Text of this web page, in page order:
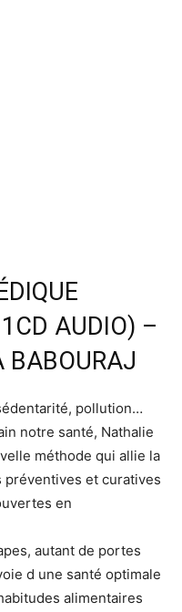
AUDIO) –
BABOURAJ
pollution…
notre santé, Nathalie
méthode qui allie la
préventives et curatives
en
autant de portes
d une santé optimale
alimentaires